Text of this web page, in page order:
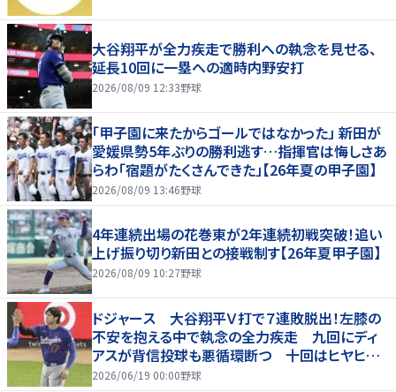
大谷翔平が全力疾走で勝利への執念を見せる、
延長10回に一塁への適時内野安打
2026/08/09 12:33野球
「甲子園に来たからゴールではなかった」 新田が
愛媛県勢5年ぶりの勝利逃す…指揮官は悔しさあ
らわ「宿題がたくさんできた」【26年夏の甲子園】
2026/08/09 13:46野球
4年連続出場の花巻東が2年連続初戦突破！追い
上げ振り切り新田との接戦制す【26年夏甲子園】
2026/08/09 10:27野球
ドジャース 大谷翔平Ｖ打で７連敗脱出！左膝の
不安を抱える中で執念の全力疾走 九回にディ
アスが背信投球も悪循環断つ 十回はヒヤヒヤ
もリード守る
2026/06/19 00:00野球